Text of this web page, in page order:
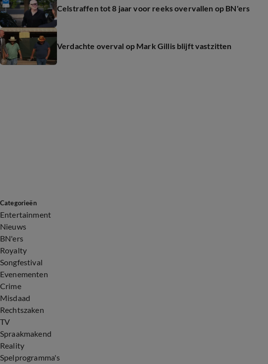
Celstraffen tot 8 jaar voor reeks overvallen op BN'ers
Verdachte overval op Mark Gillis blijft vastzitten
Categorieën
Entertainment
Nieuws
BN'ers
Royalty
Songfestival
Evenementen
Crime
Misdaad
Rechtszaken
TV
Spraakmakend
Reality
Spelprogramma's